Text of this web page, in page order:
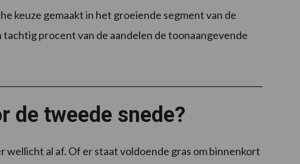
keuze gemaakt in het groeiende segment van de
procent van de aandelen de toonaangevende
de tweede snede?
wellicht al af. Of er staat voldoende gras om binnenkort